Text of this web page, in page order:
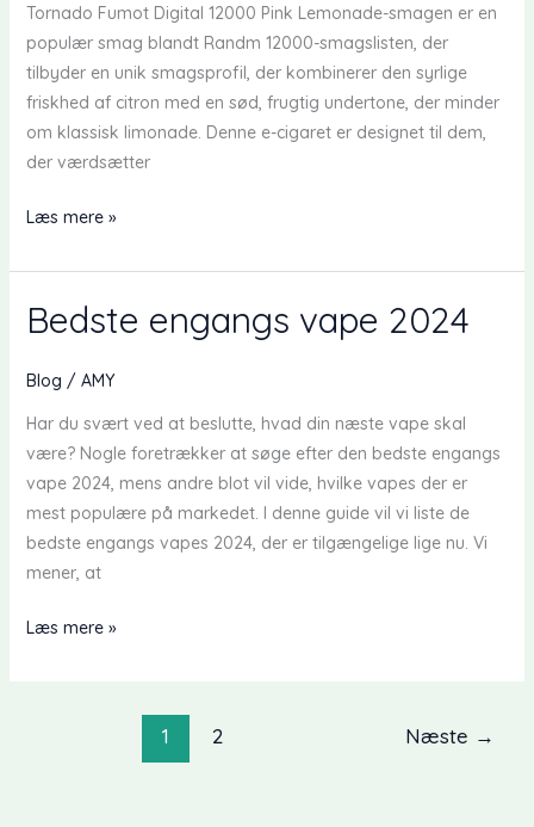
Tornado Fumot Digital 12000 Pink Lemonade-smagen er en
populær smag blandt Randm 12000-smagslisten, der
tilbyder en unik smagsprofil, der kombinerer den syrlige
friskhed af citron med en sød, frugtig undertone, der minder
om klassisk limonade. Denne e-cigaret er designet til dem,
der værdsætter
Hvad
Fumot
Digital
12000
Lemonade
Smagsvarianter
Læs mere »
Bedste engangs vape 2024
Blog / AMY
Har du svært ved at beslutte, hvad din næste vape skal
være? Nogle foretrækker at søge efter den bedste engangs
vape 2024, mens andre blot vil vide, hvilke vapes der er
mest populære på markedet. I denne guide vil vi liste de
bedste engangs vapes 2024, der er tilgængelige lige nu. Vi
mener, at
Bedste
Læs mere »
1 2 Næste →